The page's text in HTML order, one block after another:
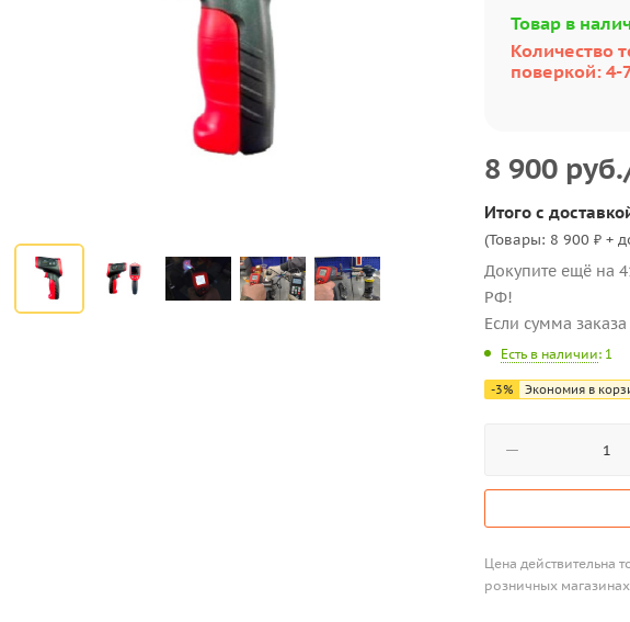
Товар в
Количество
поверкой: 4-
8 900 руб.
Итого с
(Товары: 8 900 ₽ +
Докупите ещё на
РФ!
Если сумма
Есть в наличии: 1
-3% Экономия в
Цена действительна
розничных магазинах